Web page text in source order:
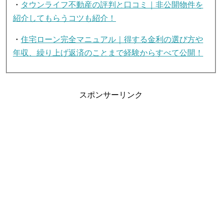
・ タウンライフ不動産の評判と口コミ｜非公開物件を
紹介してもらうコツも紹介！
・ 住宅ローン完全マニュアル｜得する金利の選び方や
年収、繰り上げ返済のことまで経験からすべて公開！
スポンサーリンク